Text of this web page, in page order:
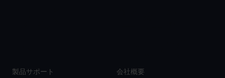
製品サポート
会社概要